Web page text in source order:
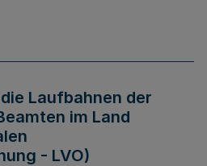
Laufbahnen der
im Land
- LVO)